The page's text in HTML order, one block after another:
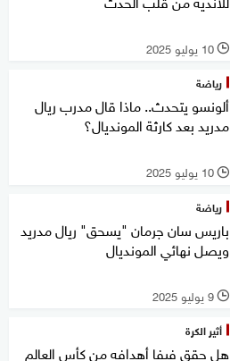
l 10 يوليو 2025
رياضة
ألونسو يتحدث.. ماذا قال مدرب ريال
مدريد بعد كارثة المونديال؟
l 10 يوليو 2025
رياضة
باريس سان جرمان "يسحق" ريال مدريد
ويصل نهائي المونديال
l 9 يوليو 2025
أثير الكرة
هل حقق فيفا أهدافه من كأس العالم